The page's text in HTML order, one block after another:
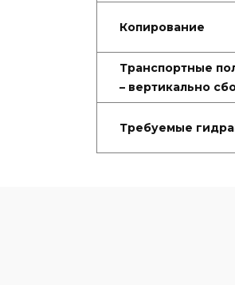
Копирование
Транспортные
– вертикально
Требуемые